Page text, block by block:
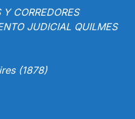
CORREDORES
JUDICIAL QUILMES
(1878)